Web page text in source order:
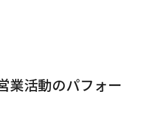
業活動のパフォー